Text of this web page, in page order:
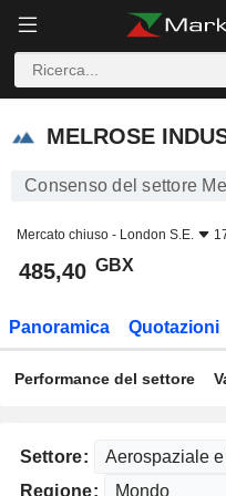
MELROSE
MELROSE
Consenso del settore
Mercato chiuso - London S.E.
485,40 GBX
Panoramica Quotazioni
Performance del settore
Settore:
Regione: